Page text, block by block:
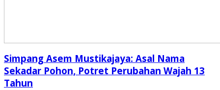
Simpang Asem Mustikajaya: Asal Nama
Sekadar Pohon, Potret Perubahan Wajah 13
Tahun